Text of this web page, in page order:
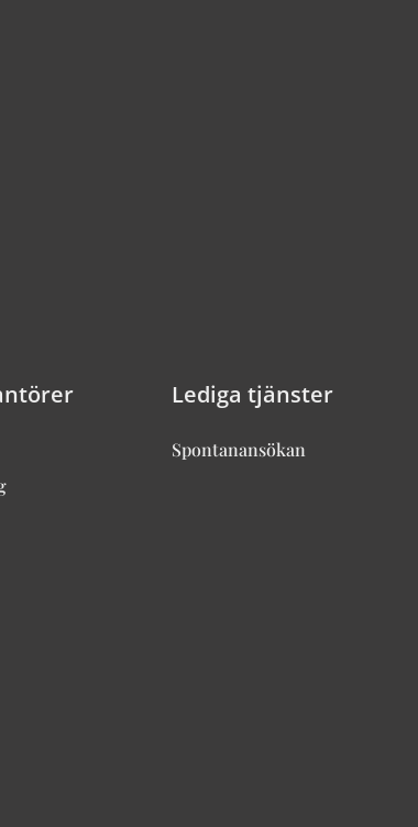
Lediga tjänster
Spontanansökan